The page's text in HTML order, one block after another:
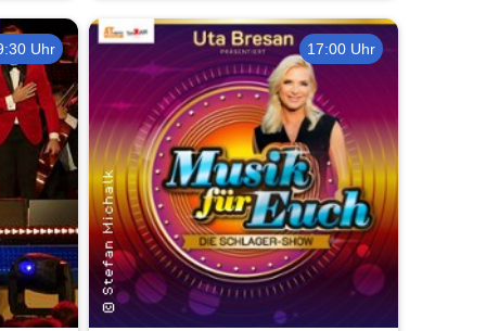
Uhr 17:00 Uhr